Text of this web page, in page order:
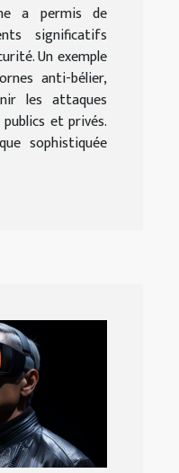
a permis de
significatifs
Un exemple
anti-bélier,
les attaques
et privés.
sophistiquée